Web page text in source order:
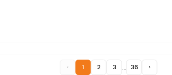
‹ 1 2 3 ... 36 ›